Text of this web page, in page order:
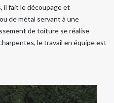
il fait le découpage et
de métal servant à une
de toiture se réalise
le travail en équipe est